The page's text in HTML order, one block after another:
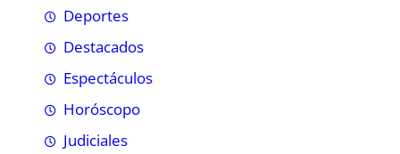
Deportes
Destacados
Espectáculos
Horóscopo
Judiciales